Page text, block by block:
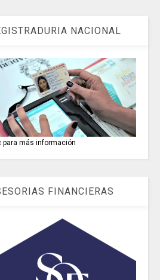
NACIONAL
para más información
FINANCIERAS